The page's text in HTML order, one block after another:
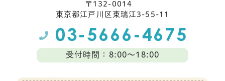
〒132-0014
東京都江⼾川区東瑞江3-55-11
受付時間：8:00～18:00